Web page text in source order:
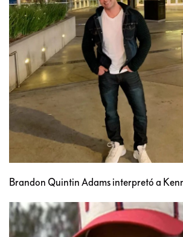
Brandon Quintin Adams interpretó a